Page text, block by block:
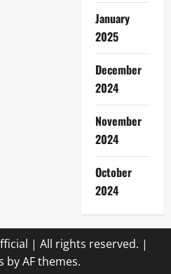
January
2025
December
2024
November
2024
October
2024
| All rights reserved. |
by AF themes.